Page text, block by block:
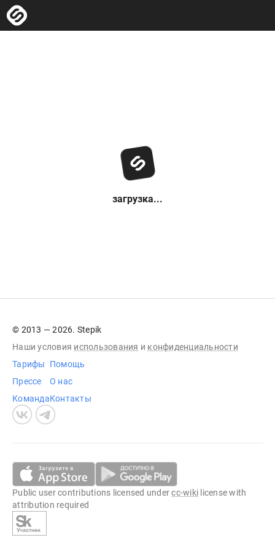
загрузка...
© 2013 — 2026. Stepik
Наши условия использования и конфиденциальности
Тарифы
Прессе
Команда
Помощь
О нас
Контакты
Public user contributions licensed undercc-wiki license with
attribution required